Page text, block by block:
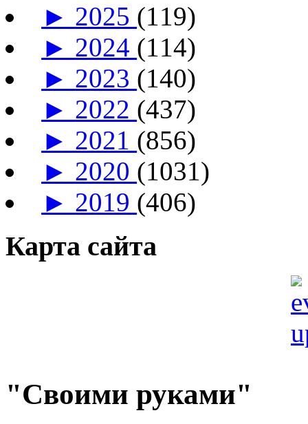
► 2025 (119)
► 2024 (114)
► 2023 (140)
► 2022 (437)
► 2021 (856)
► 2020 (1031)
► 2019 (406)
Карта сайта
"Своими руками"